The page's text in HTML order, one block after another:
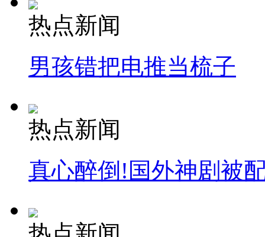
热点新闻
男孩错把电推当梳子
热点新闻
真心醉倒!国外神剧被